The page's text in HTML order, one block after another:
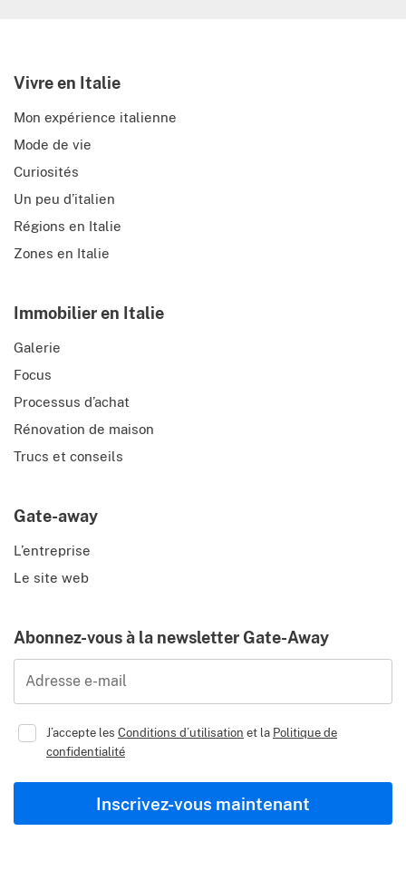
Vivre en Italie
Mon expérience italienne
Mode de vie
Curiosités
Un peu d’italien
Régions en Italie
Zones en Italie
Immobilier en Italie
Galerie
Focus
Processus d’achat
Rénovation de maison
Trucs et conseils
Gate-away
L’entreprise
Le site web
Abonnez-vous à la newsletter Gate-Away
Adresse e-mail
J’accepte les Conditions d’utilisation et la Politique de
confidentialité
Inscrivez-vous maintenant